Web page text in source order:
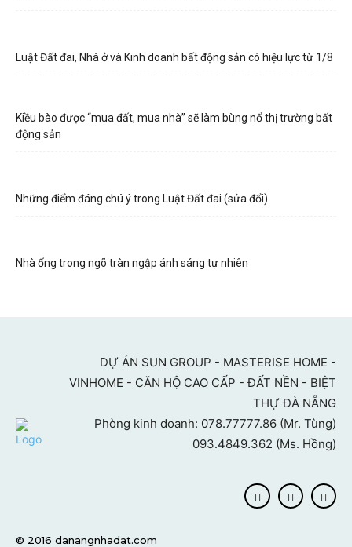
Luật Đất đai, Nhà ở và Kinh doanh bất động sản có hiệu lực từ 1/8
Kiều bào được “mua đất, mua nhà” sẽ làm bùng nổ thị trường bất
động sản
Những điểm đáng chú ý trong Luật Đất đai (sửa đổi)
Nhà ống trong ngõ tràn ngập ánh sáng tự nhiên
DỰ ÁN SUN GROUP - MASTERISE HOME -
VINHOME - CĂN HỘ CAO CẤP - ĐẤT NỀN - BIỆT
THỰ ĐÀ NẴNG
Phòng kinh doanh: 078.77777.86 (Mr. Tùng)
093.4849.362 (Ms. Hồng)
© 2016 danangnhadat.com